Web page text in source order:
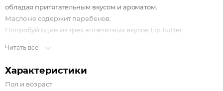
обладая притягательным вкусом и ароматом.
Масло не содержит парабенов.
Попробуй один из трех аппетитных вкусов Lip butter:
Читать все
Характеристики
Пол и возраст